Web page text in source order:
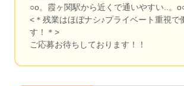
○o。霞ヶ関駅から近くで通いやすい..。
<＊残業はほぼナシ♪プライベート重視で
す！＊>
ご応募お待ちしております！！